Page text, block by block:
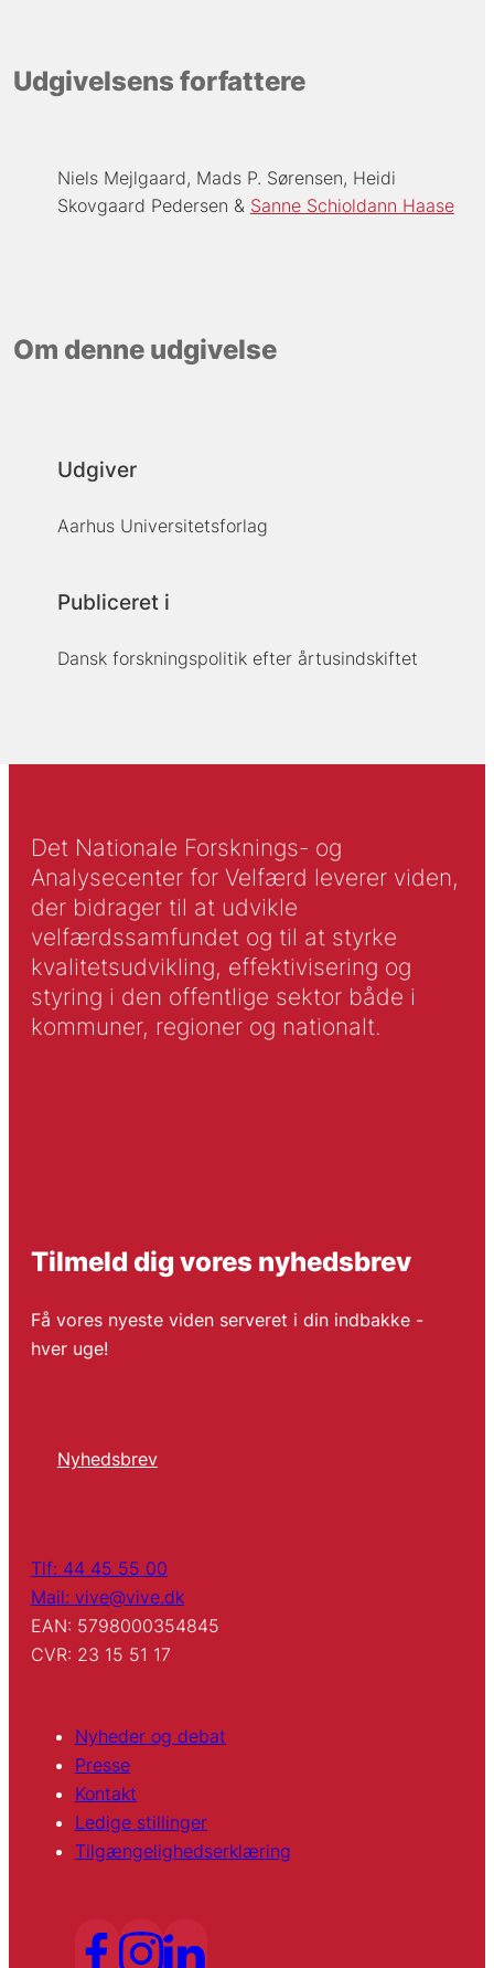
Udgivelsens forfattere
Niels Mejlgaard Mads P. Sørensen Heidi
Skovgaard Pedersen
Sanne Schioldann Haase
Om denne udgivelse
Udgiver
Aarhus Universitetsforlag
Publiceret i
Dansk forskningspolitik efter årtusindskiftet
Det Nationale Forsknings- og
Analysecenter for Velfærd leverer viden,
der bidrager til at udvikle
velfærdssamfundet og til at styrke
kvalitetsudvikling, effektivisering og
styring i den offentlige sektor både i
kommuner, regioner og nationalt.
Tilmeld dig vores nyhedsbrev
Få vores nyeste viden serveret i din indbakke -
hver uge!
Nyhedsbrev
Tlf: 44 45 55 00
Mail: vive@vive.dk
EAN: 5798000354845
CVR: 23 15 51 17
Nyheder og debat
Presse
Kontakt
Ledige stillinger
Tilgængelighedserklæring